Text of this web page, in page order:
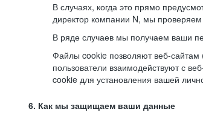
В случаях, когда это прямо
директор компании N, мы
В ряде случаев мы получаем ваши
Файлы cookie позволяют веб-сайтам
пользователи взаимодействуют с
cookie для установления вашей
6. Как мы защищаем ваши данные